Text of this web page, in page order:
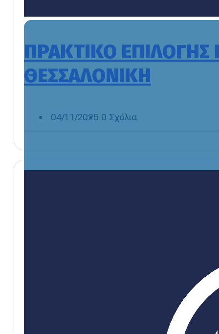
ΠΡΑΚΤΙΚΟ ΕΠΙΛΟΓΗΣ
ΘΕΣΣΑΛΟΝΙΚΗ
04/11/2025 0 Σχόλια